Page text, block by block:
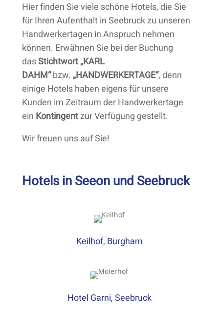
Hier finden Sie viele schöne Hotels, die Sie
für Ihren Aufenthalt in Seebruck zu unseren
Handwerkertagen in Anspruch nehmen
können. Erwähnen Sie bei der Buchung
dasStichtwort„KARL
DAHM“bzw.„HANDWERKERTAGE“, denn
einige Hotels haben eigens für unsere
Kunden im Zeitraum der Handwerkertage
ein Kontingentzur Verfügung gestellt.
Wir freuen uns auf Sie!
Hotels in Seeon und Seebruck
Keilhof, Burgham
Hotel Garni, Seebruck